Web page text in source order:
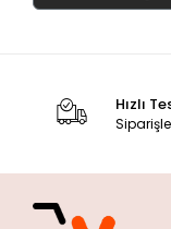
Hızlı